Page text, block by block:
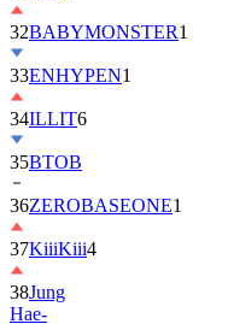
33ENHYPEN1
34ILLIT6
35BTOB
36ZEROBASEONE
37KiiiKiii4
38Jung
Hae-
in2